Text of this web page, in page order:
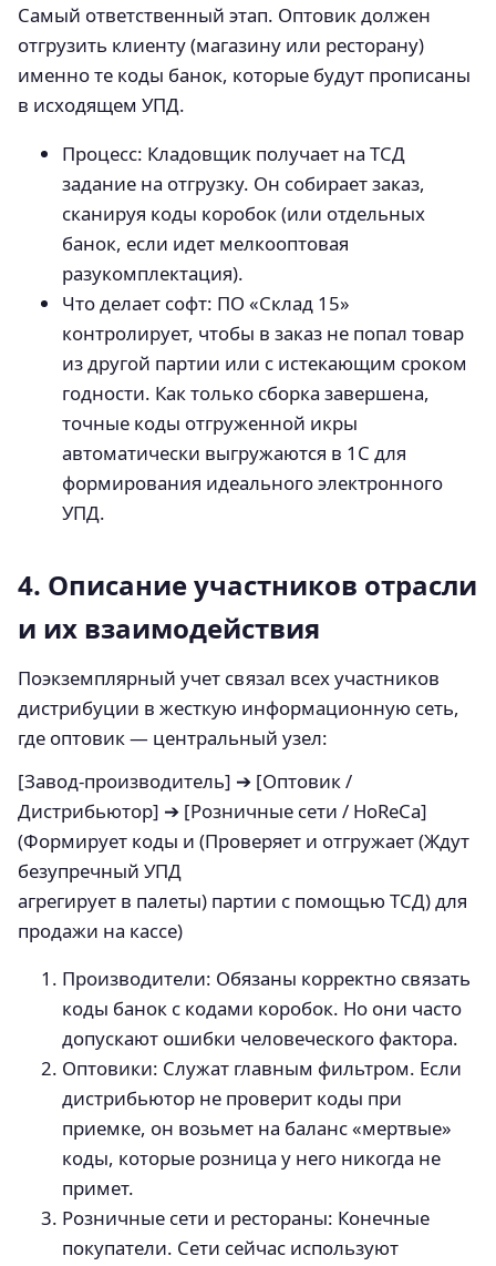
Самый ответственный этап. Оптовик должен
отгрузить клиенту (магазину или ресторану)
именно те коды банок, которые будут прописаны
в исходящем УПД.
Процесс: Кладовщик получает на ТСД
задание на отгрузку. Он собирает заказ,
сканируя коды коробок (или отдельных
банок, если идет мелкооптовая
разукомплектация).
Что делает софт: ПО «Склад 15»
контролирует, чтобы в заказ не попал товар
из другой партии или с истекающим сроком
годности. Как только сборка завершена,
точные коды отгруженной икры
автоматически выгружаются в 1С для
формирования идеального электронного
УПД.
4. Описание участников отрасли
и их взаимодействия
Поэкземплярный учет связал всех участников
дистрибуции в жесткую информационную сеть,
где оптовик — центральный узел:
[Завод-производитель] ➔ [Оптовик /
Дистрибьютор] ➔ [Розничные сети / HoReCa]
(Формирует коды и (Проверяет и отгружает (Ждут
безупречный УПД
агрегирует в палеты) партии с помощью ТСД) для
продажи на кассе)
Производители: Обязаны корректно связать
коды банок с кодами коробок. Но они часто
допускают ошибки человеческого фактора.
Оптовики: Служат главным фильтром. Если
дистрибьютор не проверит коды при
приемке, он возьмет на баланс «мертвые»
коды, которые розница у него никогда не
примет.
Розничные сети и рестораны: Конечные
покупатели. Сети сейчас используют